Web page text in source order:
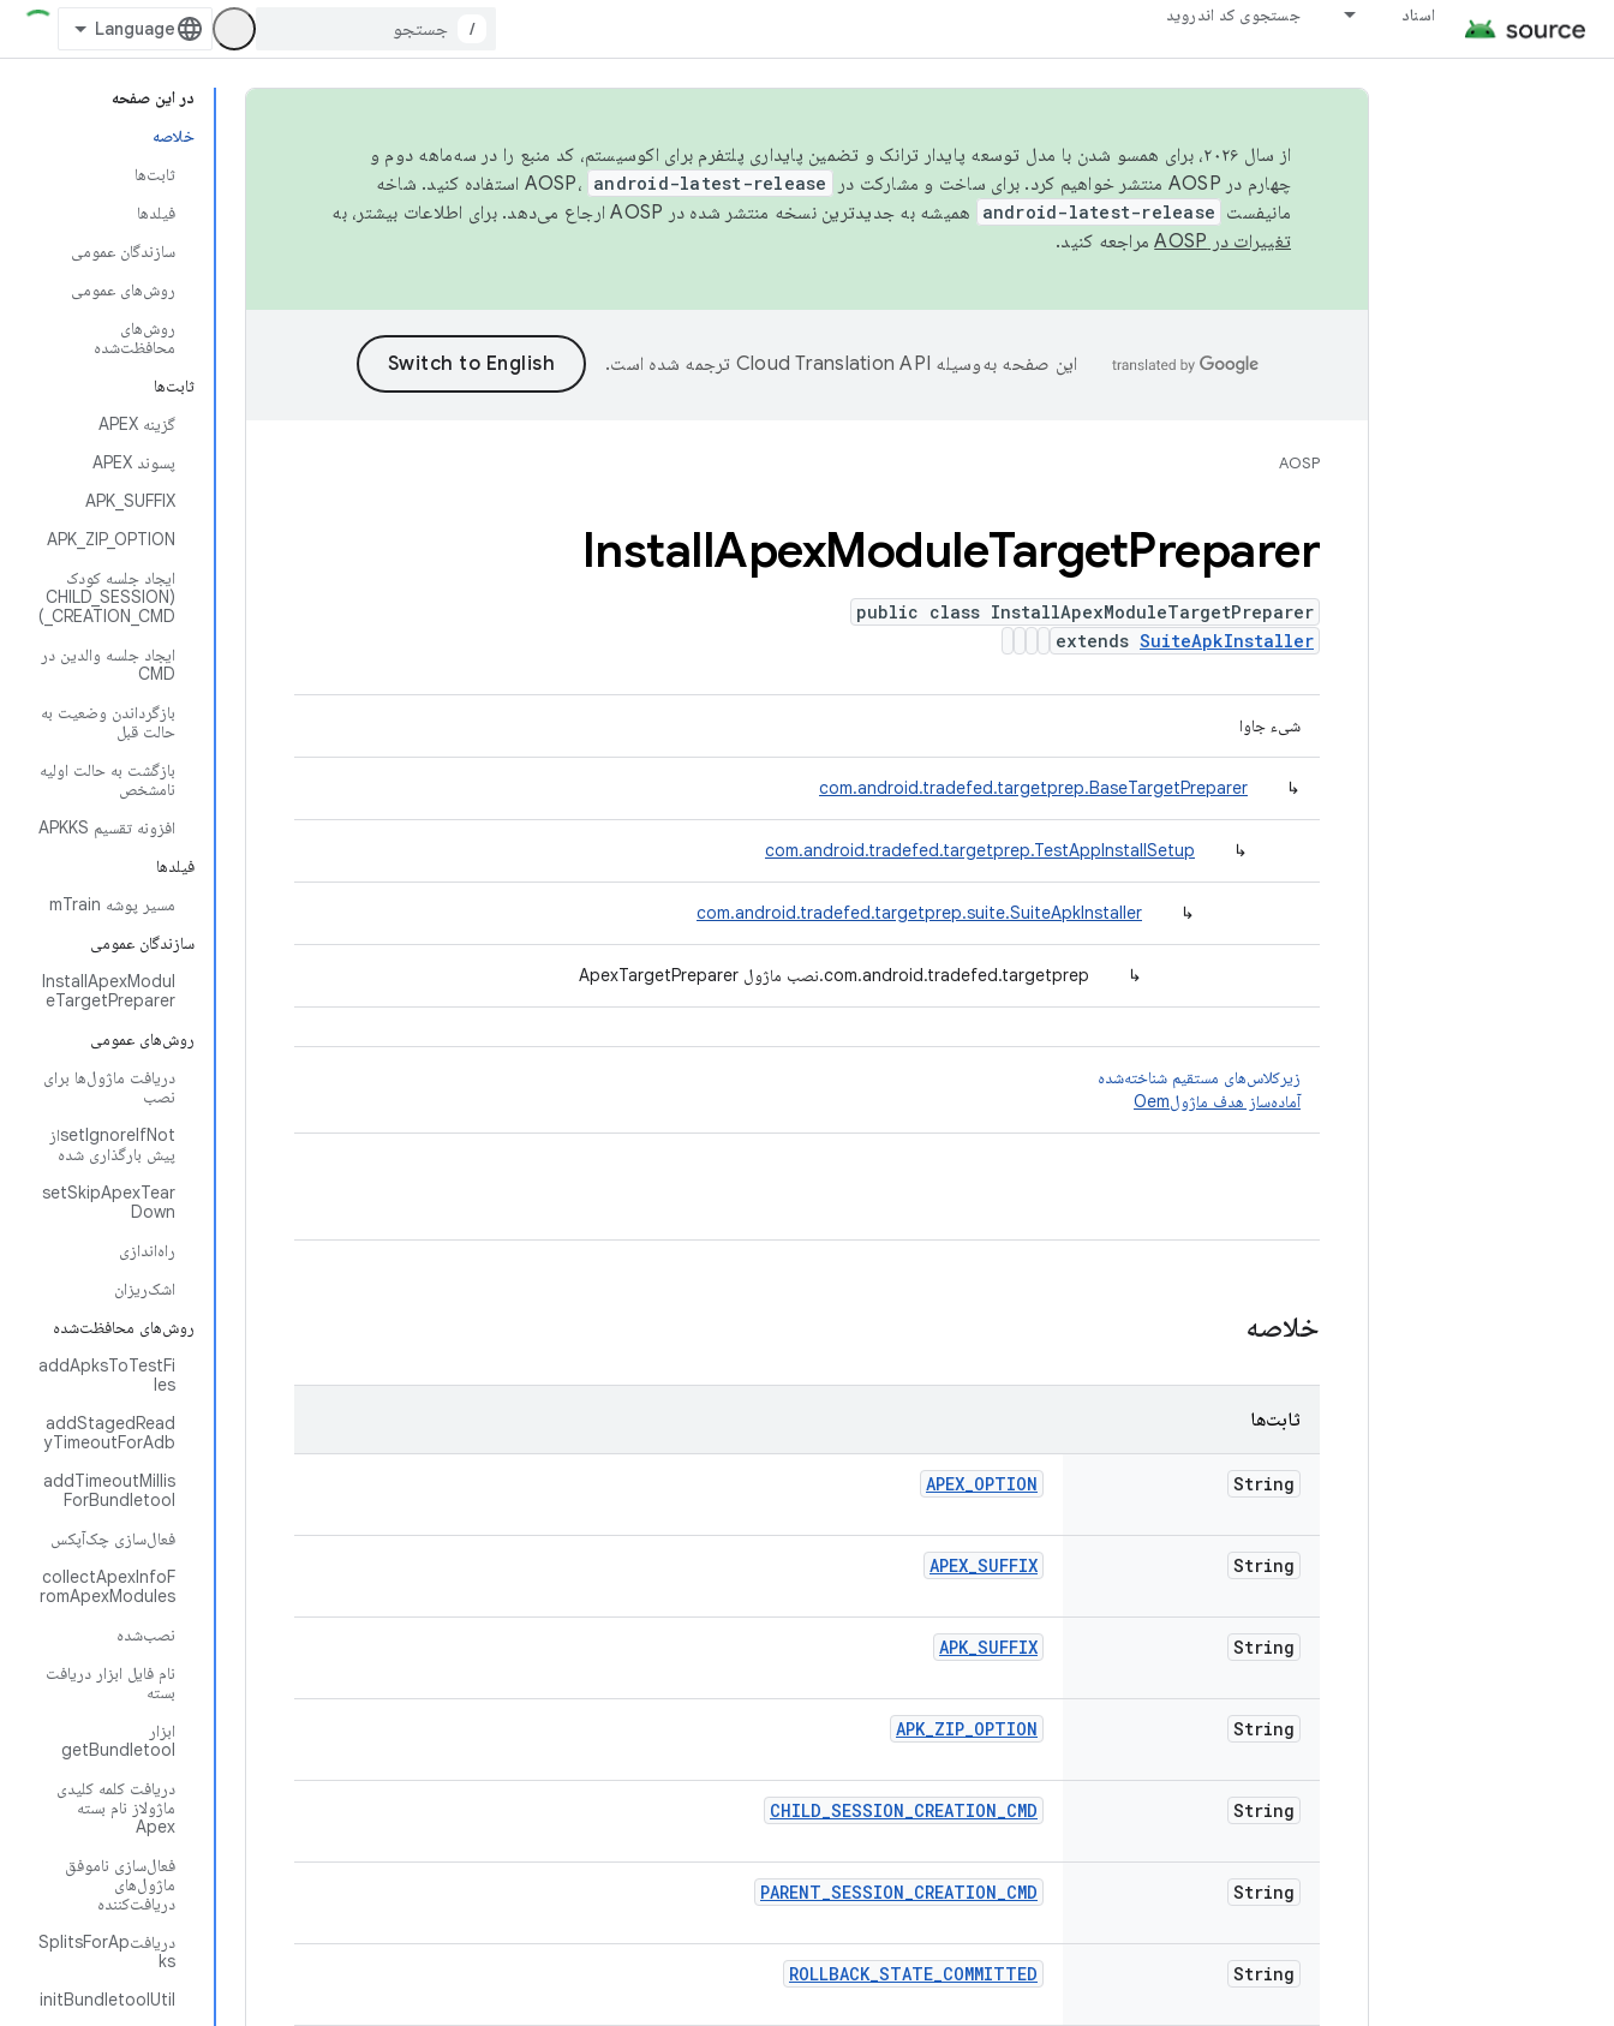
اسناد جستجوی کد اندروید
/
در این صفحه
خلاصه
ثابت‌ها
فیلدها
سازندگان عمومی
روش‌های عمومی
روش‌های
محافظت‌شده
ثابت‌ها
گزینه APEX
پسوند APEX
APK_SUFFIX
APK_ZIP_OPTION
ایجاد جلسه کودک
(CHILD_SESSION
_CREATION_CMD)
ایجاد جلسه والدین در
CMD
بازگرداندن وضعیت به
حالت قبل
بازگشت به حالت اولیه
نامشخص
افزونه تقسیم APKKS
فیلدها
مسیر پوشه mTrain
سازندگان عمومی
InstallApexModul
eTargetPreparer
روش‌های عمومی
دریافت ماژول‌ها برای
نصب
setIgnoreIfNotاز
پیش بارگذاری شده
setSkipApexTear
Down
راه‌اندازی
اشک‌ریزان
روش‌های محافظت‌شده
addApksToTestFi
les
addStagedRead
yTimeoutForAdb
addTimeoutMillis
ForBundletool
فعال‌سازی چک‌آپکس
collectApexInfoF
romApexModules
نصب‌شده
نام فایل ابزار دریافت
بسته
ابزار
getBundletool
دریافت کلمه کلیدی
ماژولاز نام بسته
Apex
فعال‌سازی ناموفق
ماژول‌های
دریافت‌کننده
دریافتSplitsForAp
ks
initBundletoolUtil
از سال ۲۰۲۶، برای همسو شدن با مدل توسعه پایدار ترانک و تضمین پایداری پلتفرم برای اکوسیستم، کد منبع را در سه‌ماهه دوم و
چهارم در AOSP منتشر خواهیم کرد. برای ساخت و مشارکت در AOSP،
android-latest-release
استفاده کنید. شاخه
مانیفست android-latest-release
همیشه به جدیدترین نسخه منتشر شده در AOSP ارجاع می‌دهد. برای اطلاعات بیشتر، به
تغییرات در AOSP
مراجعه کنید.
این صفحه به‌وسیله ترجمه شده است.
AOSP
InstallApexModuleTargetPreparer
public class InstallApexModuleTargetPreparer
extends SuiteApkInstaller
شیء جاوا
↳
com.android.tradefed.targetprep.BaseTargetPreparer
↳
com.android.tradefed.targetprep.TestAppInstallSetup
↳
com.android.tradefed.targetprep.suite.SuiteApkInstaller
↳ com.android.tradefed.targetprep.نصب ماژول ApexTargetPreparer
زیرکلاس‌های مستقیم شناخته‌شده
آماده‌ساز هدف ماژولOem
خلاصه
ثابت‌ها
String
APEX_OPTION
String
APEX_SUFFIX
String
APK_SUFFIX
String
APK_ZIP_OPTION
String
CHILD_SESSION_CREATION_CMD
String
PARENT_SESSION_CREATION_CMD
String
ROLLBACK_STATE_COMMITTED